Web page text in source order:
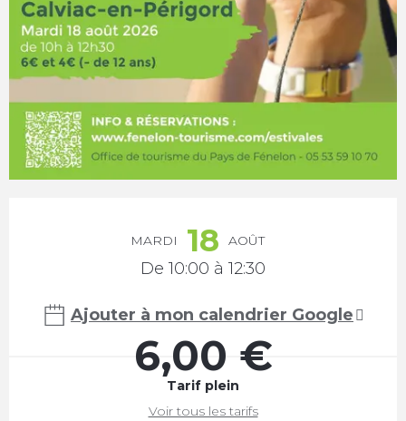
Ouverture et coordonnées
MARDI 18 AOÛT
De 10:00 à 12:30
Ajouter à mon calendrier Google
6,00 €
Tarif plein
Voir tous les tarifs